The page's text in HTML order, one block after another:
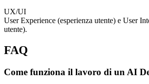
UX/UI
User Experience (esperienza utente) e User
utente).
FAQ
Come funziona il lavoro di un AI